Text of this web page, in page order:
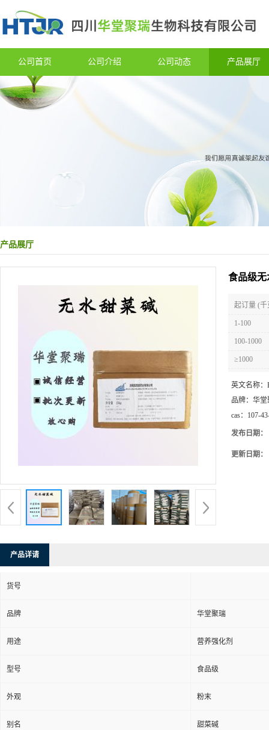
公司首页 公司介绍 公司动态 产品展厅
产品展厅
食品级无
起订量 (千
1-100
100-1000
≥1000
英文名称：
品牌： 华堂
cas： 107-
发布日期：
更新日期：
产品详请
货号
品牌 华堂聚瑞
用途 营养强化剂
型号 食品级
外观 粉末
别名 甜菜碱